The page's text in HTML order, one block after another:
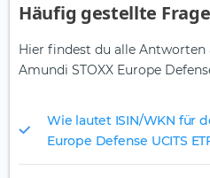
Häufig gestellte
Hier findest du alle Antworten
Amundi STOXX Europe
Wie lautet ISIN/WKN für
Europe Defense UCITS